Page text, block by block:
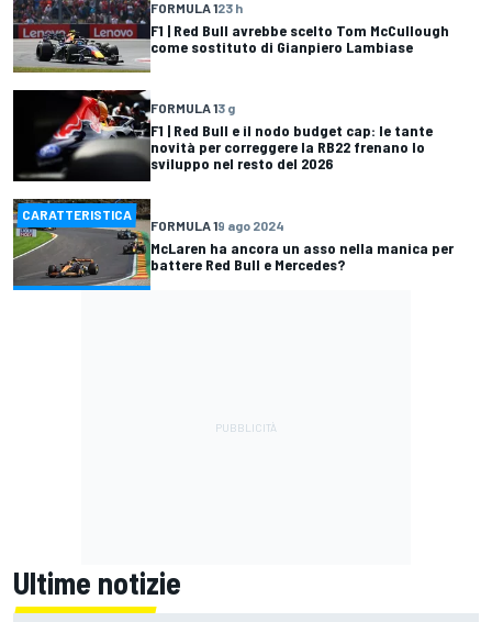
FORMULA 123 h
F1 | Red Bull avrebbe scelto Tom McCullough
come sostituto di Gianpiero Lambiase
FORMULA 13 g
F1 | Red Bull e il nodo budget cap: le tante
novità per correggere la RB22 frenano lo
sviluppo nel resto del 2026
CARATTERISTICA
FORMULA 19 ago 2024
McLaren ha ancora un asso nella manica per
battere Red Bull e Mercedes?
Ultime notizie